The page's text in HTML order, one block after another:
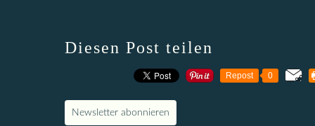
Diesen Post teilen
Repost 0
Newsletter abonnieren